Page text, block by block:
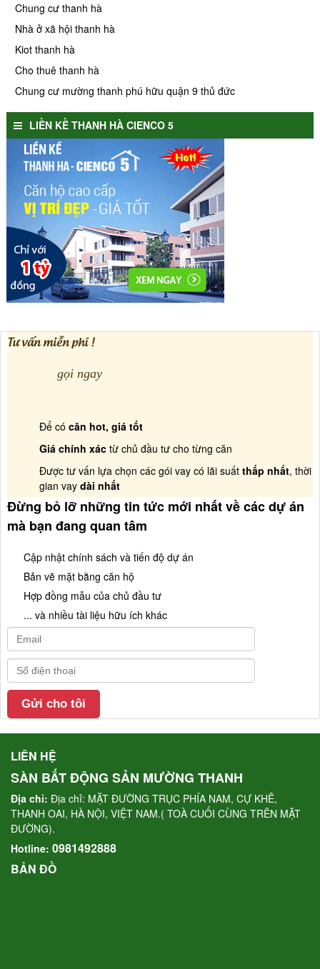
Chung cư thanh hà
Nhà ở xã hội thanh hà
Kiot thanh hà
Cho thuê thanh hà
Chung cư mường thanh phú hữu quận 9 thủ đức
LIỀN KỀ THANH HÀ CIENCO 5
Tư vấn miễn phí !
gọi ngay
Để có căn hot, giá tốt
Giá chính xáctừ chủ đầu tư cho từng căn
Được tư vấn lựa chọn các gói vay có lãi suất thấp nhất, thời
gian vay dài nhất
Đừng bỏ lỡ những tin tức mới nhất về các dự án
mà bạn đang quan tâm
Cập nhật chính sách và tiến độ dự án
Bản vẽ mặt bằng căn hộ
Hợp đồng mẫu của chủ đầu tư
... và nhiều tài liệu hữu ích khác
LIÊN HỆ
SÀN BẤT ĐỘNG SẢN MƯỜNG THANH
Địa chỉ: Địa chỉ: MẶT ĐƯỜNG TRỤC PHÍA NAM, CỰ KHÊ,
THANH OAI, HÀ NỘI, VIỆT NAM.( TOÀ CUỐI CÙNG TRÊN MẶT
ĐƯỜNG).
Hotline: 0981492888
BẢN ĐỒ